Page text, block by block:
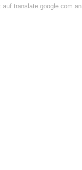
auf translate.google.com an